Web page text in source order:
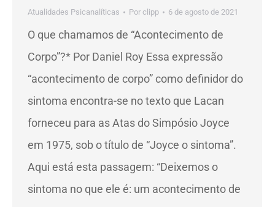
Atualidades Psicanalíticas Por clipp 6 de agosto de 2021
O que chamamos de “Acontecimento de
Corpo”?* Por Daniel Roy Essa expressão
“acontecimento de corpo” como definidor do
sintoma encontra-se no texto que Lacan
forneceu para as Atas do Simpósio Joyce
em 1975, sob o título de “Joyce o sintoma”.
Aqui está esta passagem: “Deixemos o
sintoma no que ele é: um acontecimento de